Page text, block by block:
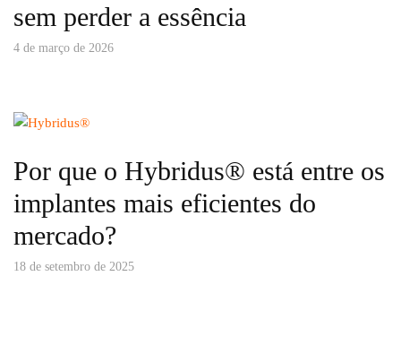
sem perder a essência
4 de março de 2026
Por que o Hybridus® está entre os
implantes mais eficientes do
mercado?
18 de setembro de 2025